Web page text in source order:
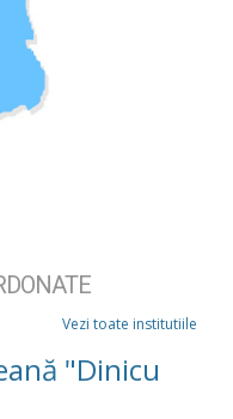
Vezi toate institutiile
"Dinicu